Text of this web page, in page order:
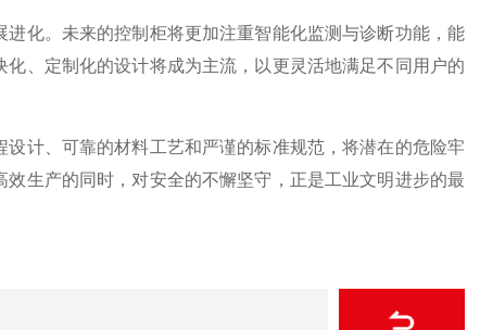
化。未来的控制柜将更加注重智能化监测与诊断功能，能
、定制化的设计将成为主流，以更灵活地满足不同用户的
计、可靠的材料工艺和严谨的标准规范，将潜在的危险牢
生产的同时，对安全的不懈坚守，正是工业文明进步的最